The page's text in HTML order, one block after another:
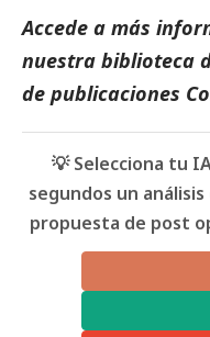
Accede a más
nuestra biblioteca
de publicaciones
💡 Selecciona tu
segundos un
propuesta de post